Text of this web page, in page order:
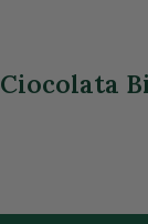
Ciocolata